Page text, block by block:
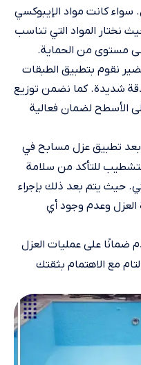
كانت مواد الإيبوكسي
نختار المواد التي تناسب
مستوى من الحماية.
نقوم بتطبيق الطبقات
شديدة. كما نضمن توزيع
الأسطح لضمان فعالية
تطبيق عزل مسابح في
للتأكد من سلامة
حيث يتم بعد ذلك بإجراء
وعدم وجود أي
ضمانًا على عمليات العزل
مع الاهتمام بثقتك